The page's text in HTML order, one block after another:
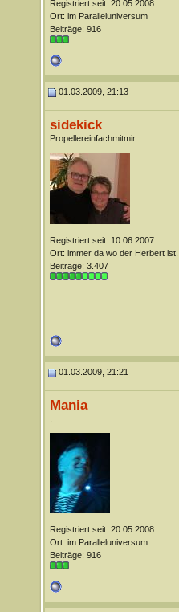
Registriert seit: 20.05.2008
Ort: im Paralleluniversum
Beiträge: 916
01.03.2009, 21:13
sidekick
Propellereinfachmitmir
Registriert seit: 10.06.2007
Ort: immer da wo der Herbert ist...
Beiträge: 3.407
01.03.2009, 21:21
Mania
Registriert seit: 20.05.2008
Ort: im Paralleluniversum
Beiträge: 916